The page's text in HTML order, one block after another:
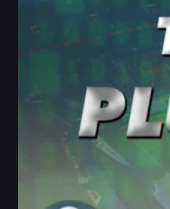
Les meilleures
FOOT ‘PLUS de 2.5
total’ du 09-07-2026
Juil 8, 2026— par La
Tendances